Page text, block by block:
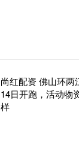
尚红配资 佛山环两
14日开跑，活动物
样